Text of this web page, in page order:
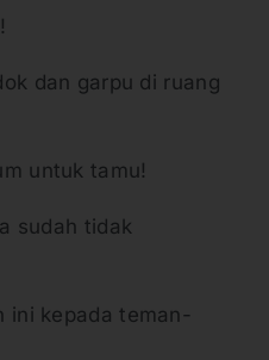
dan garpu di ruang
untuk tamu!
sudah tidak
ini kepada teman-